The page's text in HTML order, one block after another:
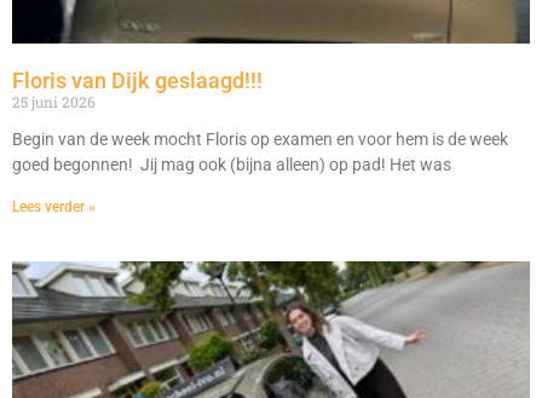
Floris van Dijk geslaagd!!!
25 juni 2026
Begin van de week mocht Floris op examen en voor hem is de week
goed begonnen! Jij mag ook (bijna alleen) op pad! Het was
Lees verder »